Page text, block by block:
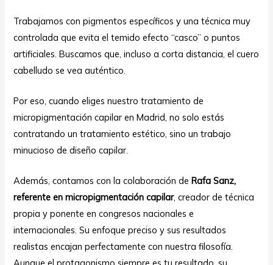
Trabajamos con pigmentos específicos y una técnica muy
controlada que evita el temido efecto “casco” o puntos
artificiales. Buscamos que, incluso a corta distancia, el cuero
cabelludo se vea auténtico.
Por eso, cuando eliges nuestro tratamiento de
micropigmentación capilar en Madrid, no solo estás
contratando un tratamiento estético, sino un trabajo
minucioso de diseño capilar.
Además, contamos con la colaboración de Rafa Sanz,
referente en micropigmentación capilar, creador de técnica
propia y ponente en congresos nacionales e
internacionales. Su enfoque preciso y sus resultados
realistas encajan perfectamente con nuestra filosofía.